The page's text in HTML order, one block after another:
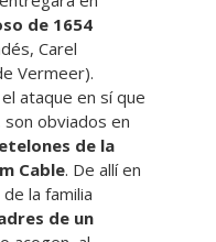
de 1654
Carel
Vermeer).
ataque en sí que
obviados en
de la
Cable. De allí en
la familia
de un